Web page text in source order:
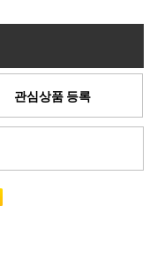
관심상품 등록